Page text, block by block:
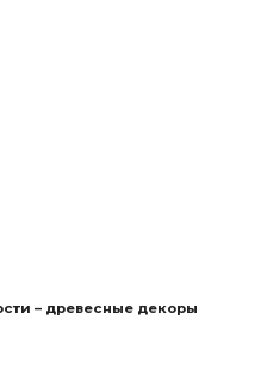
– древесные декоры